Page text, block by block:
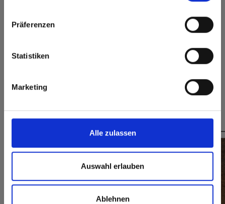
Präferenzen
Statistiken
Marketing
Alle zulassen
Auswahl erlauben
Ablehnen
eenvoudig te
Neem contact met ons op!